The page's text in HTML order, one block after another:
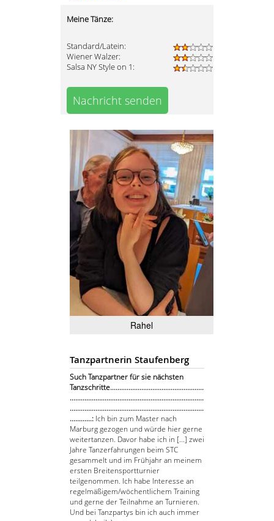
Meine Tänze:
Standard/Latein:
Wiener Walzer:
Salsa NY Style on 1:
Nachricht senden
Rahel
Tanzpartnerin Staufenberg
Such Tanzpartner für sie nächsten
Tanzschritte...................................................
.........................................................................
.........................................................................
............: Ich bin zum Master nach
Marburg gezogen und würde hier gerne
weitertanzen. Davor habe ich in [...] zwei
Jahre Tanzerfahrungen beim STC
gesammelt und im Frühjahr an meinem
ersten Breitensportturnier
teilgenommen. Ich habe Interesse an
regelmäßigem/wöchentlichem Training
und gerne der Teilnahme an Turnieren.
Und bei Tanzpartys bin ich auch immer